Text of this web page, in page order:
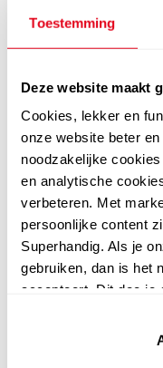
Toestemming
Deze website maakt
Cookies, lekker en
onze website beter
noodzakelijke
en analytische
verbeteren. Met
persoonlijke content
Superhandig. Als je
gebruiken, dan is het
accepteert. Dit doe je
website niet optimaal